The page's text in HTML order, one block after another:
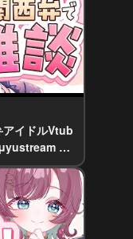
アイドルVtub
￤#